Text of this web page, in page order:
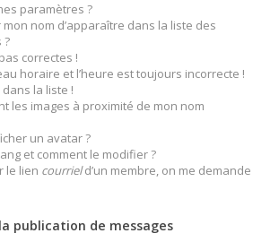
paramètres ?
nom d’apparaître dans la liste des
?
correctes !
horaire et l’heure est toujours incorrecte !
la liste !
les images à proximité de mon nom
un avatar ?
et comment le modifier ?
le lien courrield’un membre, on me demande
publication de messages